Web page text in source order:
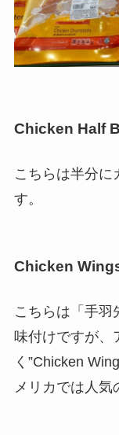
Chicken Half
こちらは半分に
す。
Chicken
こちらは「手羽
味付けですが、
く”Chicken
メリカでは人気